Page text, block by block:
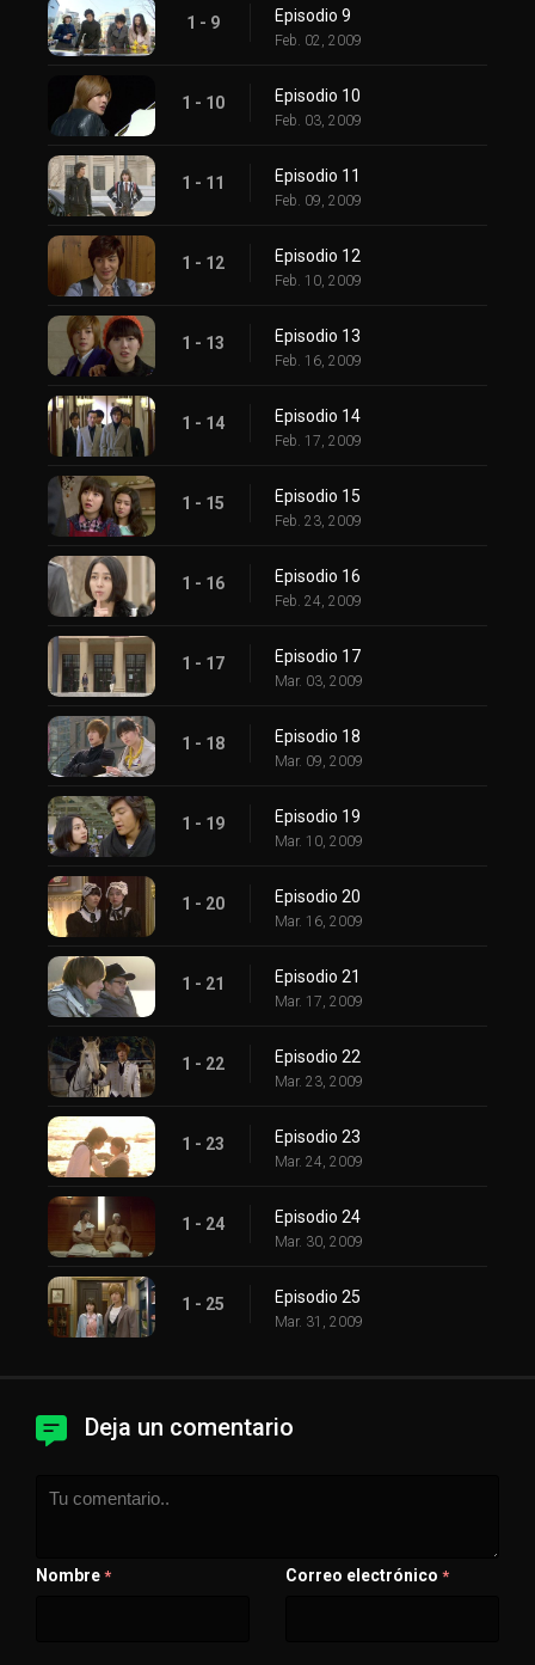
1 - 9 Episodio 9
Feb. 02, 2009
1 - 10 Episodio 10
Feb. 03, 2009
1 - 11 Episodio 11
Feb. 09, 2009
1 - 12 Episodio 12
Feb. 10, 2009
1 - 13 Episodio 13
Feb. 16, 2009
1 - 14 Episodio 14
Feb. 17, 2009
1 - 15 Episodio 15
Feb. 23, 2009
1 - 16 Episodio 16
Feb. 24, 2009
1 - 17 Episodio 17
Mar. 03, 2009
1 - 18 Episodio 18
Mar. 09, 2009
1 - 19 Episodio 19
Mar. 10, 2009
1 - 20 Episodio 20
Mar. 16, 2009
1 - 21 Episodio 21
Mar. 17, 2009
1 - 22 Episodio 22
Mar. 23, 2009
1 - 23 Episodio 23
Mar. 24, 2009
1 - 24 Episodio 24
Mar. 30, 2009
1 - 25 Episodio 25
Mar. 31, 2009
Deja un comentario
Nombre * Correo electrónico *